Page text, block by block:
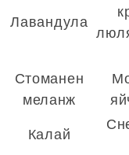
Лавандула
Стоманен
меланж
Калай